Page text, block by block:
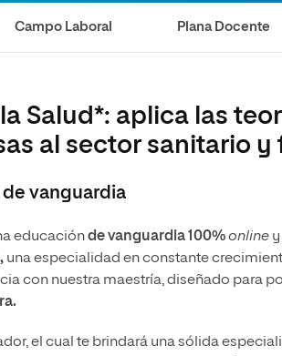
Internacionales
Campo Laboral Plana Docente
Salud*: aplica las
al sector sanitario
de vanguardia
educaciónde vanguardia 100%online
una especialidad en constante
con nuestra maestría, diseñado para
el cual te brindará una sólida